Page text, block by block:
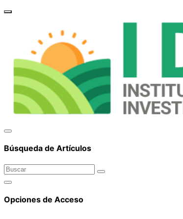
Búsqueda de Artículos
Opciones de Acceso